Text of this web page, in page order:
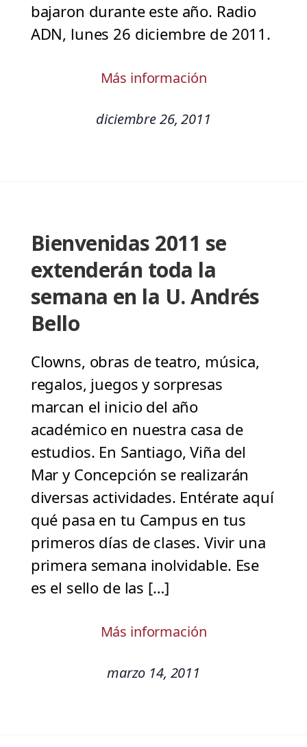
bajaron durante este año. Radio
ADN, lunes 26 diciembre de 2011.
Más información
diciembre 26, 2011
Bienvenidas 2011 se
extenderán toda la
semana en la U. Andrés
Bello
Clowns, obras de teatro, música,
regalos, juegos y sorpresas
marcan el inicio del año
académico en nuestra casa de
estudios. En Santiago, Viña del
Mar y Concepción se realizarán
diversas actividades. Entérate aquí
qué pasa en tu Campus en tus
primeros días de clases. Vivir una
primera semana inolvidable. Ese
es el sello de las […]
Más información
marzo 14, 2011